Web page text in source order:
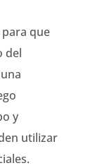
que
del
y
utilizar